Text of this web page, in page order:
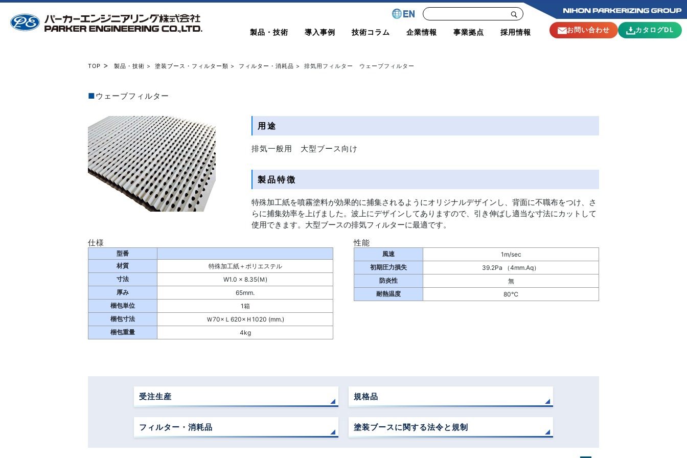
製品・技術 導入事例 技術コラム 企業情報 事業拠点 採用情報 お問い合わせ カタログDL
TOP > 製品・技術 > 塗装ブース・フィルター類 > フィルター・消耗品 > 排気用フィルター ウェーブフィルター
■ウェーブフィルター
用途
排気一般用 大型ブース向け
製品特徴
特殊加工紙を噴霧塗料が効果的に捕集されるようにオリジナルデザインし、背面に不職布をつけ、さ
らに捕集効率を上げました。波上にデザインしてありますので、引き伸ばし適当な寸法にカットして
使用できます。大型ブースの排気フィルターに最適です。
仕様
型番
材質
特殊加工紙＋ポリエステル
寸法
W1.0 × 8.35(Ｍ)
厚み
65mm.
梱包単位
1箱
梱包寸法
Ｗ70×Ｌ620×Ｈ1020 (mm.)
梱包重量
4kg
性能
風速
1m/sec
初期圧力損失
39.2Pa （4mm.Aq）
防炎性
無
耐熱温度
80℃
受注生産 規格品
フィルター・消耗品 塗装ブースに関する法令と規制